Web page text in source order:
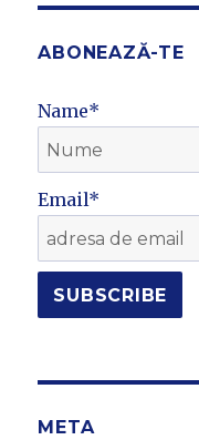
ABONEAZĂ-TE
Name*
Email*
META